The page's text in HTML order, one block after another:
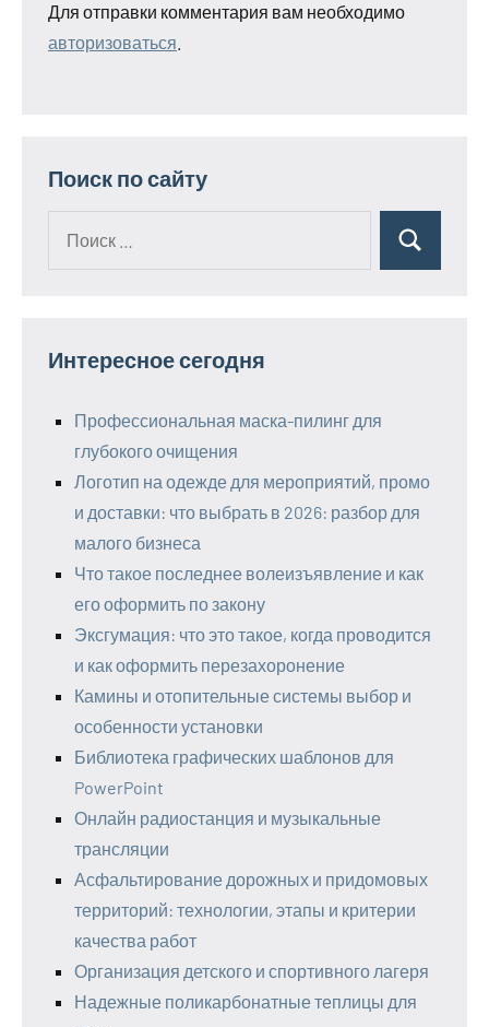
Для отправки комментария вам необходимо
авторизоваться
Поиск по сайту
Поиск
Интересное сегодня
Профессиональная маска-пилинг для
глубокого очищения
Логотип на одежде для мероприятий, промо
и доставки: что выбрать в 2026: разбор для
малого бизнеса
Что такое последнее волеизъявление и как
его оформить по закону
Эксгумация: что это такое, когда проводится
и как оформить перезахоронение
Камины и отопительные системы выбор и
особенности установки
Библиотека графических шаблонов для
PowerPoint
Онлайн радиостанция и музыкальные
трансляции
Асфальтирование дорожных и придомовых
территорий: технологии, этапы и критерии
качества работ
Организация детского и спортивного лагеря
Надежные поликарбонатные теплицы для